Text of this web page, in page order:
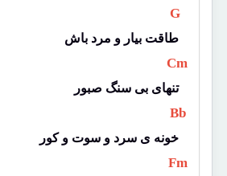
G
طاقت بیار و مرد باش
Cm
تنهای بی سنگ صبور
Bb
خونه ی سرد و سوت و کور
Fm